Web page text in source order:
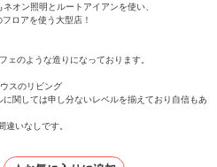
オン照明とルートアイアンを使い、
ロアを使う大型店！
のような造りになっております。
スのリビング
関しては申し分ないレベルを揃えており自信もあ
いなしです。